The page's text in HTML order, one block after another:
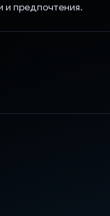
и предпочтения.